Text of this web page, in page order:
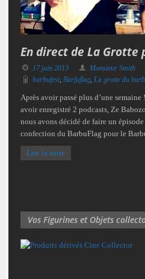
En direct de La Grotte
17 juin 2013 Monsieur Smith
barbufest, Barfuflag, La grotte du
Après avoir passé plus d’une
avoir enregistré 2 podcasts, Ze
nous avons décidé de faire un
confection du BarbuFlag pour le
Lire la suite
Vos Figurines et Objets